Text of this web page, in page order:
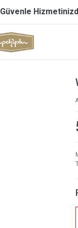
Güvenle